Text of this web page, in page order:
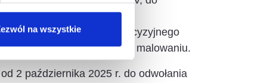
na wszystkie
japońskiego papieru, do precyzyjnego
idealna przy dekoracyjnym malowaniu.
2 października 2025 r. do odwołania